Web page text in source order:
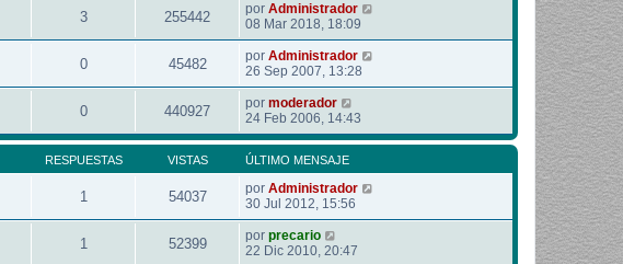
3 255442 por Administrador
08 Mar 2018, 18:09
0 45482 por Administrador
26 Sep 2007, 13:28
0 440927 por moderador
24 Feb 2006, 14:43
RESPUESTAS VISTAS ÚLTIMO MENSAJE
1 54037 por Administrador
30 Jul 2012, 15:56
1 52399 por precario
22 Dic 2010, 20:47